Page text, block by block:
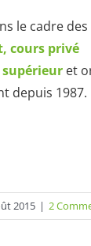
le cadre des
cours privé
supérieur et
depuis 1987.
2015 | 2